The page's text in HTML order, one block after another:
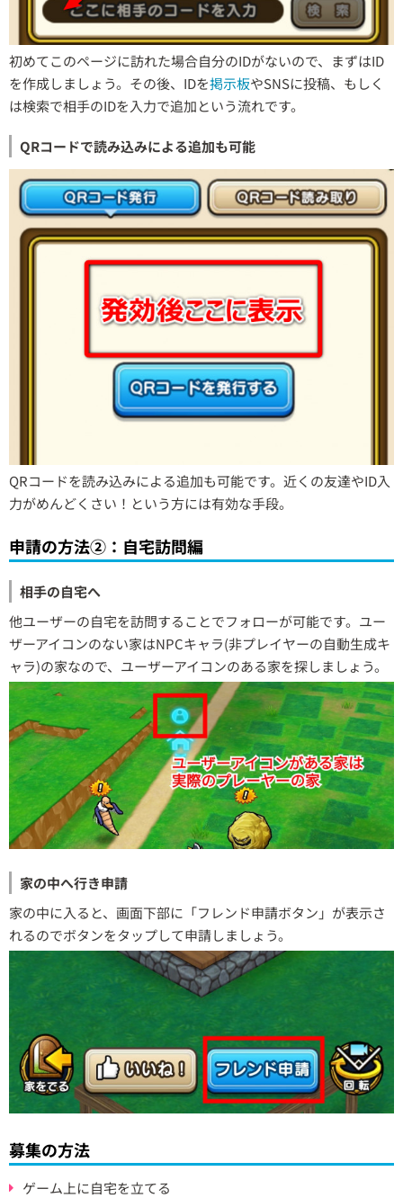
初めてこのページに訪れた場合自分のIDがないので、まずはID
を作成しましょう。その後、IDを掲示板やSNSに投稿、もしく
は検索で相手のIDを入力で追加という流れです。
QRコードで読み込みによる追加も可能
QRコードを読み込みによる追加も可能です。近くの友達やID入
力がめんどくさい！という方には有効な手段。
申請の方法②：自宅訪問編
相手の自宅へ
他ユーザーの自宅を訪問することでフォローが可能です。ユー
ザーアイコンのない家はNPCキャラ(非プレイヤーの自動生成キ
ャラ)の家なので、ユーザーアイコンのある家を探しましょう。
家の中へ行き申請
家の中に入ると、画面下部に「フレンド申請ボタン」が表示さ
れるのでボタンをタップして申請しましょう。
募集の方法
ゲーム上に自宅を立てる